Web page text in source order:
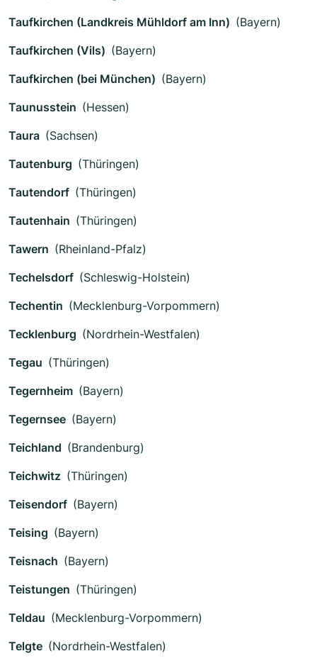
Taufkirchen (Landkreis Mühldorf am Inn) (Bayern)
Taufkirchen (Vils) (Bayern)
Taufkirchen (bei München) (Bayern)
Taunusstein (Hessen)
Taura (Sachsen)
Tautenburg (Thüringen)
Tautendorf (Thüringen)
Tautenhain (Thüringen)
Tawern (Rheinland-Pfalz)
Techelsdorf (Schleswig-Holstein)
Techentin (Mecklenburg-Vorpommern)
Tecklenburg (Nordrhein-Westfalen)
Tegau (Thüringen)
Tegernheim (Bayern)
Tegernsee (Bayern)
Teichland (Brandenburg)
Teichwitz (Thüringen)
Teisendorf (Bayern)
Teising (Bayern)
Teisnach (Bayern)
Teistungen (Thüringen)
Teldau (Mecklenburg-Vorpommern)
Telgte (Nordrhein-Westfalen)